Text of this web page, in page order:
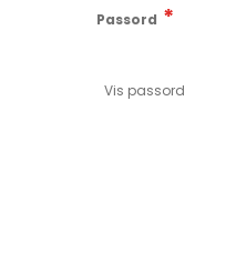
Passord
Vis passord